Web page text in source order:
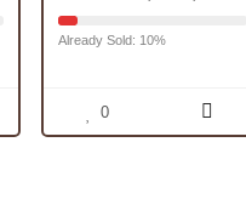
geschikt voor commercieel
hittebestendig kwartsglas,
400 g
Already Sold: 10%
0